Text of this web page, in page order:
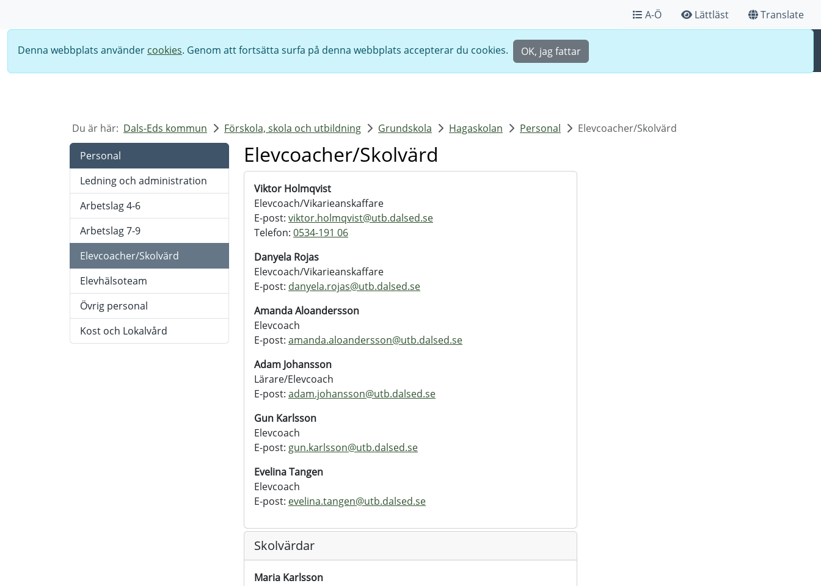
A-Ö Lättläst
Translate
Denna webbplats använder cookies. Genom att fortsätta surfa på denna webbplats accepterar du cookies. OK, jag fattar
Du är här: Dals-Eds kommun Förskola, skola och utbildning Grundskola Hagaskolan Personal Elevcoacher/Skolvärd
Personal
Ledning och administration
Arbetslag 4-6
Arbetslag 7-9
Elevcoacher/Skolvärd
Elevhälsoteam
Övrig personal
Kost och Lokalvård
Elevcoacher/Skolvärd
Viktor Holmqvist
Elevcoach/Vikarieanskaffare
E-post: viktor.holmqvist@utb.dalsed.se
Telefon: 0534-191 06
Danyela Rojas
Elevcoach/Vikarieanskaffare
E-post: danyela.rojas@utb.dalsed.se
Amanda Aloandersson
Elevcoach
E-post: amanda.aloandersson@utb.dalsed.se
Adam Johansson
Lärare/Elevcoach
E-post: adam.johansson@utb.dalsed.se
Gun Karlsson
Elevcoach
E-post: gun.karlsson@utb.dalsed.se
Evelina Tangen
Elevcoach
E-post: evelina.tangen@utb.dalsed.se
Skolvärdar
Maria Karlsson